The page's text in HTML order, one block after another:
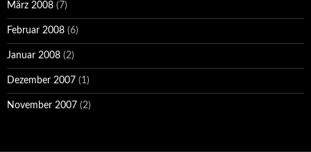
März 2008 (7)
Februar 2008 (6)
Januar 2008 (2)
Dezember 2007 (1)
November 2007 (2)